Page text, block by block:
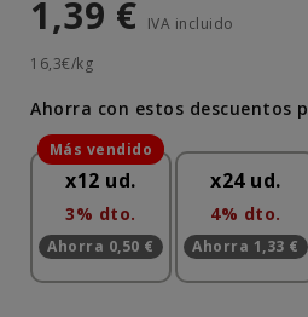
1,39 € IVA incluido
16,3€/kg
Ahorra con estos descuentos
x12 ud.
3% dto.
Ahorra 0,50 €
x24 ud.
4% dto.
Ahorra 1,33 €